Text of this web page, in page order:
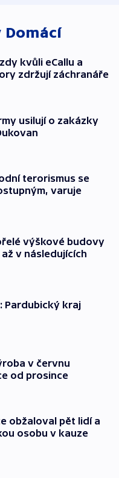
Domácí
kvůli eCallu a
zdržují záchranáře
usilují o zakázky
terorismus se
varuje
výškové budovy
v následujících
Pardubický kraj
v červnu
od prosince
obžaloval pět lidí a
osobu v kauze